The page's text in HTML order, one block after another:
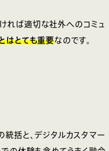
れば適切な社外へのコミュ
はとても重要なのです。
括と、デジタルカスタマー